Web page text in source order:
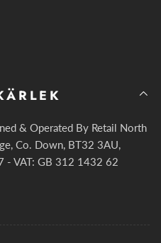
& Operated By Retail North
Co. Down, BT32 3AU,
- VAT: GB 312 1432 62